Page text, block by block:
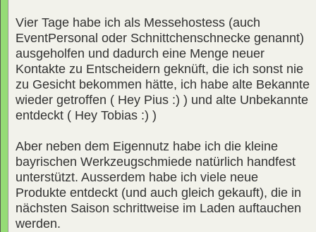
Vier Tage habe ich als Messehostess (auch
EventPersonal oder Schnittchenschnecke genannt)
ausgeholfen und dadurch eine Menge neuer
Kontakte zu Entscheidern geknüft, die ich sonst nie
zu Gesicht bekommen hätte, ich habe alte Bekannte
wieder getroffen ( Hey Pius :) ) und alte Unbekannte
entdeckt ( Hey Tobias :) )
Aber neben dem Eigennutz habe ich die kleine
bayrischen Werkzeugschmiede natürlich handfest
unterstützt. Ausserdem habe ich viele neue
Produkte entdeckt (und auch gleich gekauft), die in
nächsten Saison schrittweise im Laden auftauchen
werden.